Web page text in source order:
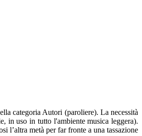
categoria Autori (paroliere). La necessità
in uso in tutto l'ambiente musica leggera).
l’altra metà per far fronte a una tassazione